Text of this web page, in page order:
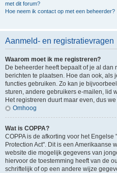
met dit forum?
Hoe neem ik contact op met een beheerder?
Aanmeld- en registratievragen
Waarom moet ik me registreren?
De beheerder heeft bepaalt of je al dan
berichten te plaatsen. Hoe dan ook, als
functies gebruiken. Zo kan je
sturen, andere gebruikers e-mailen, lid
Het registreren duurt maar even, dus
Omhoog
Wat is COPPA?
COPPA is de afkorting voor het Engelse
Protection Act". Dit is een Amerikaanse
website die mogelijk gegevens van
hiervoor de toestemming heeft van de
schriftelijk of op een andere wijze